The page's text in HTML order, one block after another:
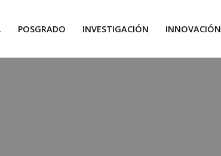
POSGRADO INVESTIGACIÓN INNOVACIÓN